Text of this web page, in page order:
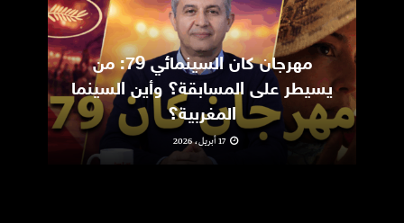
مهرجان كان السينمائي 79: من
يسيطر على المسابقة؟ وأين السينما
المغربية؟
17 أبريل، 2026